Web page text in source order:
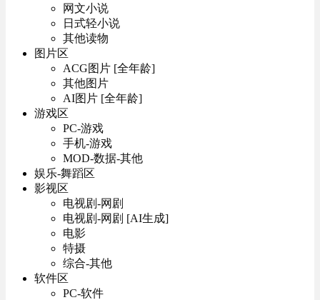
网文小说
日式轻小说
其他读物
图片区
ACG图片 [全年龄]
其他图片
AI图片 [全年龄]
游戏区
PC-游戏
手机-游戏
MOD-数据-其他
娱乐-舞蹈区
影视区
电视剧-网剧
电视剧-网剧 [AI生成]
电影
特摄
综合-其他
软件区
PC-软件